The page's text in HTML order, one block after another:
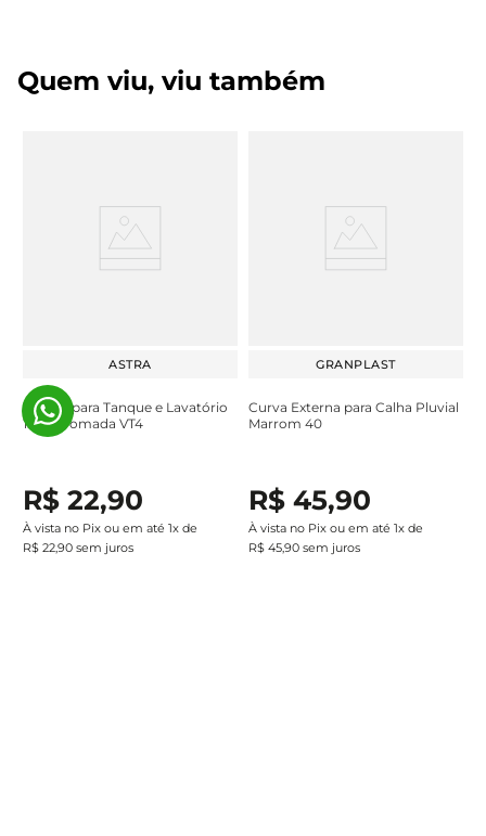
Quem viu, viu também
ASTRA
Válvula para Tanque e Lavatório
1.1/4" Cromada VT4
R$ 22,90
À vista no Pix ou em até 1x de
R$ 22,90 sem juros
GRANPLAST
Curva Externa para Calha Pluvial
Marrom 40
R$ 45,90
À vista no Pix ou em até 1x de
R$ 45,90 sem juros